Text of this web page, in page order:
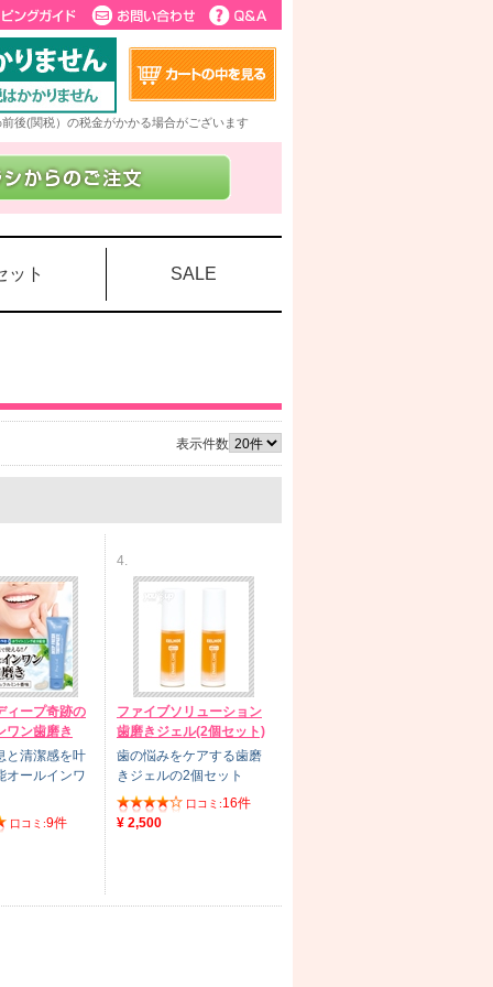
後(関税）の税金がかかる場合がございます
ット SALE
表示件数
ィープ奇跡の
ワン歯磨き
と清潔感を叶
オールインワ
口コミ:9件
4.
ファイブソリューション
歯磨きジェル(2個セット)
歯の悩みをケアする歯磨
きジェルの2個セット
口コミ:16件
¥ 2,500